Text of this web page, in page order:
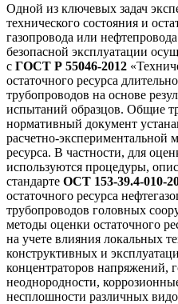
Одной из ключевых задач
технического состояния и
газопровода или
безопасной эксплуатации
с ГОСТ Р 55046-2012
остаточного ресурса
трубопроводов на основе
испытаний образцов. Общие
нормативный документ
расчетно-экспериментальной
ресурса. В частности, для
используются процедуры,
стандарте ОСТ 153-39.4-010-
остаточного ресурса
трубопроводов головных
методы оценки остаточного
на учете влияния локальных
конструктивных и
концентраторов напряжений,
неоднородности,
несплошности различных